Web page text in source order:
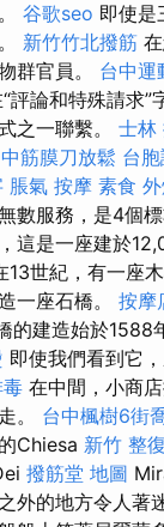
谷歌seo 即使是
新竹竹北撥筋
群官員。 台中運
評論和特殊請求”
之一聯繫。 士林
筋膜刀放鬆 台
脹氣 按摩 素食
數服務，是4個
這是一座建於
13世紀，有一座
一座石橋。 按摩
的建造始於1588
即使我們看到它
在中間，小商
。 台中楓樹6街
Chiesa 新竹 整復
撥筋堂 地圖
外的地方令人著